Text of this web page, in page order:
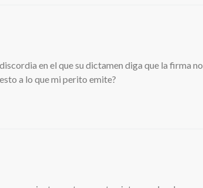
en el que su dictamen diga que la firma no
a lo que mi perito emite?